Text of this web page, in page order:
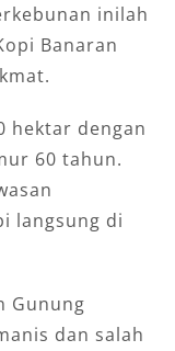
inilah
Banaran
hektar dengan
60 tahun.
langsung di
Gunung
dan salah